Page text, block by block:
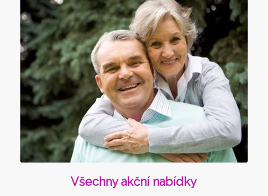
Podrobnosti
Všechny akční nabídky